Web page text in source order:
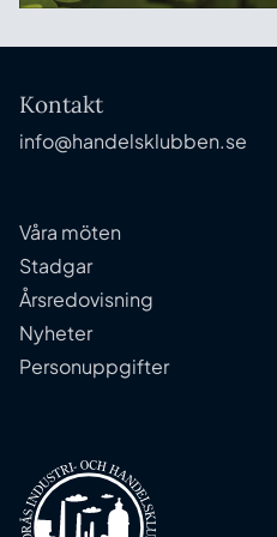
Kontakt
info@handelsklubben.se
Våra möten
Stadgar
Årsredovisning
Nyheter
Personuppgifter